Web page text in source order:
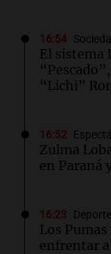
16:54
El sistema
“Lichi”
16:52
Zulma
en Paraná
16:23
Los
enfrentar a